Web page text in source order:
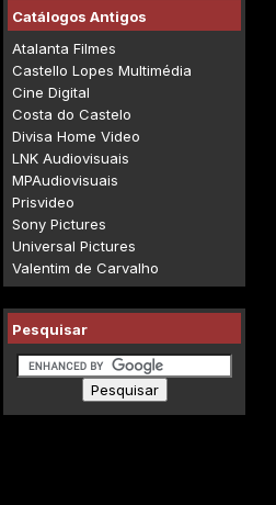
Catálogos Antigos
Atalanta Filmes
Castello Lopes Multimédia
Cine Digital
Costa do Castelo
Divisa Home Video
LNK Audiovisuais
MPAudiovisuais
Prisvideo
Sony Pictures
Universal Pictures
Valentim de Carvalho
Pesquisar